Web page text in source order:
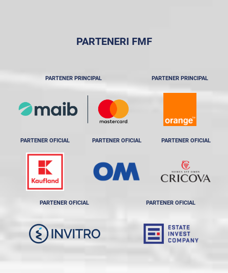
PARTENERI FMF
PARTENER PRINCIPAL PARTENER PRINCIPAL
PARTENER OFICIAL PARTENER OFICIAL PARTENER OFICIAL
PARTENER OFICIAL PARTENER OFICIAL